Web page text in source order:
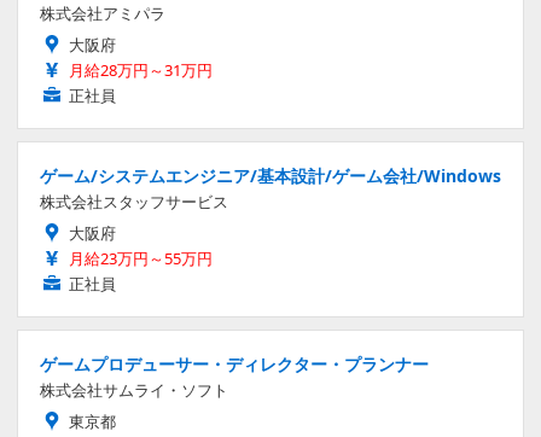
株式会社アミパラ
大阪府
月給28万円～31万円
正社員
ゲーム/システムエンジニア/基本設計/ゲーム会社/Windows
株式会社スタッフサービス
大阪府
月給23万円～55万円
正社員
ゲームプロデューサー・ディレクター・プランナー
株式会社サムライ・ソフト
東京都